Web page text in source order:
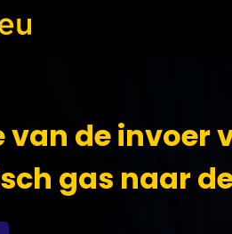
van de invoer
gas naar